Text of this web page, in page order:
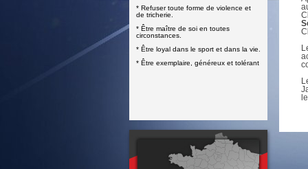
CLIQUEZ ICI
* Refuser toute forme de violence et
de tricherie.
* Être maître de soi en toutes
circonstances.
* Être loyal dans le sport et dans la vie.
* Être exemplaire, généreux et tolérant